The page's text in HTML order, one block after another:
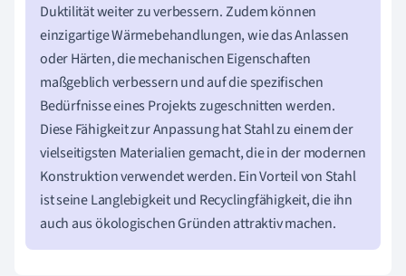
Duktilität weiter zu verbessern. Zudem können
einzigartige Wärmebehandlungen, wie das Anlassen
oder Härten, die mechanischen Eigenschaften
maßgeblich verbessern und auf die spezifischen
Bedürfnisse eines Projekts zugeschnitten werden.
Diese Fähigkeit zur Anpassung hat Stahl zu einem der
vielseitigsten Materialien gemacht, die in der modernen
Konstruktion verwendet werden. Ein Vorteil von Stahl
ist seine Langlebigkeit und Recyclingfähigkeit, die ihn
auch aus ökologischen Gründen attraktiv machen.